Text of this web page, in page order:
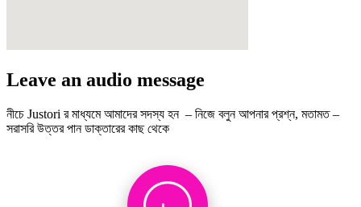
Leave an audio message
নীচে Justori র মাধ্যমে আমাদের সদস্য হন – নিজে বলুন আপনার প্রশ্ন, মতামত –
সরাসরি উত্তর পান ডাক্তারের কাছ থেকে